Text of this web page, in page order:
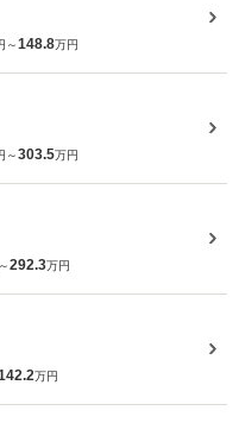
～148.8万円
～303.5万円
292.3万円
万円